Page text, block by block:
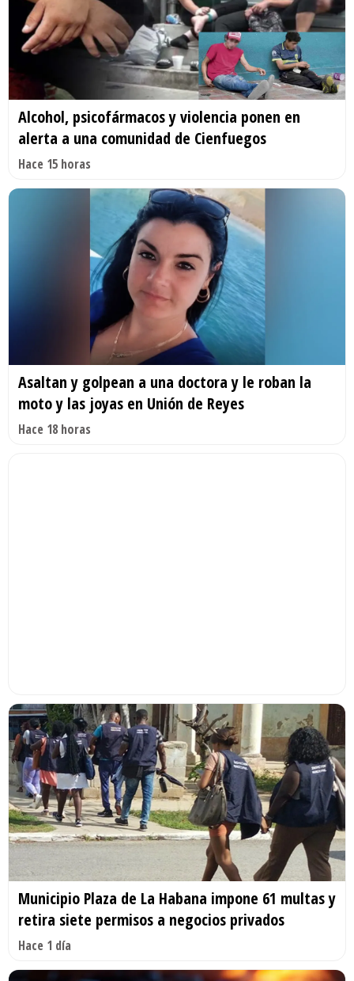
Alcohol, psicofármacos y violencia ponen en
alerta a una comunidad de Cienfuegos
Hace 15 horas
Asaltan y golpean a una doctora y le roban la
moto y las joyas en Unión de Reyes
Hace 18 horas
Municipio Plaza de La Habana impone 61 multas y
retira siete permisos a negocios privados
Hace 1 día